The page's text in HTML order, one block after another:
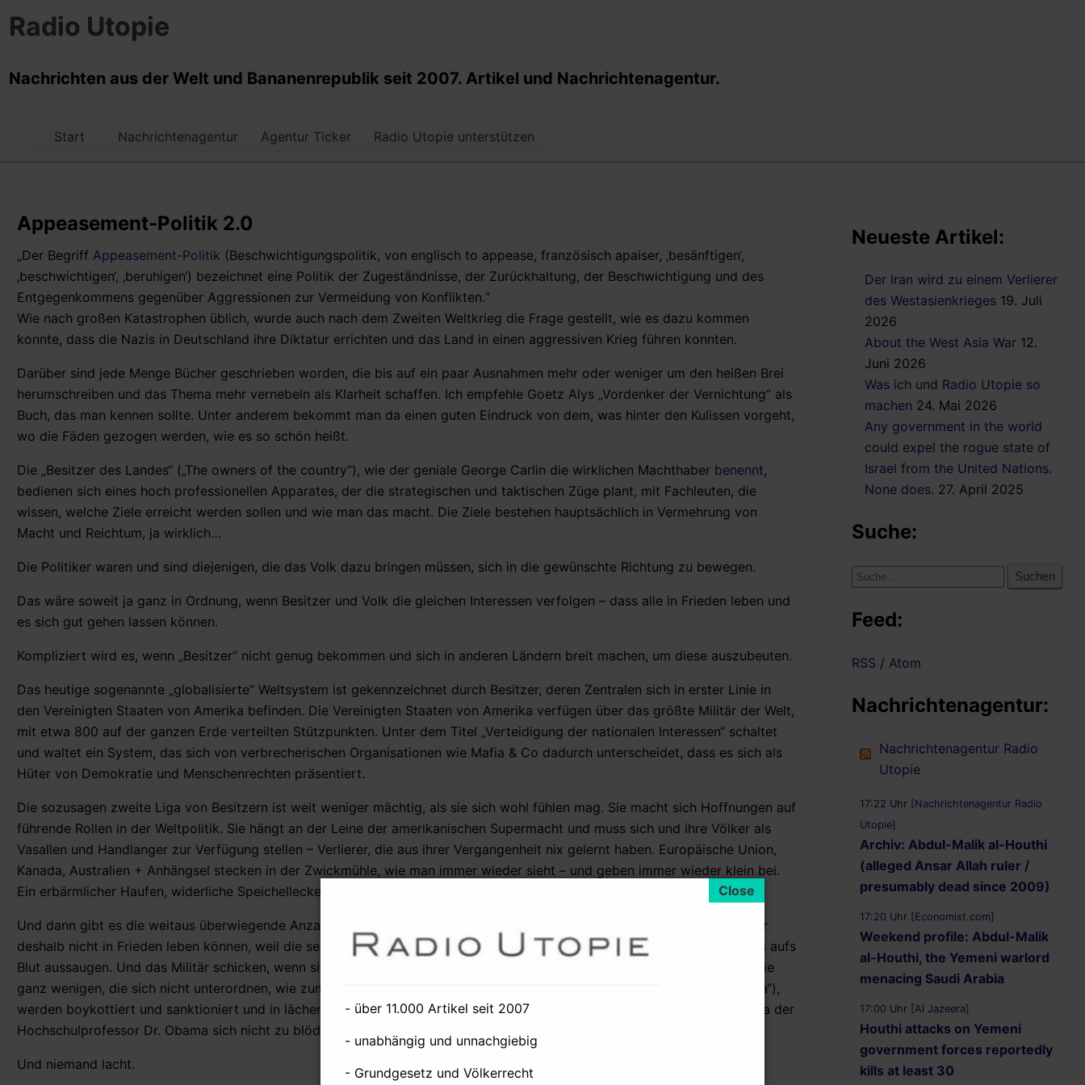
Radio Utopie
Nachrichten aus der Welt und Bananenrepublik seit 2007. Artikel und Nachrichtenagentur.
Start Nachrichtenagentur Agentur Ticker Radio Utopie unterstützen
Appeasement-Politik 2.0
„Der Begriff Appeasement-Politik (Beschwichtigungspolitik, von englisch to appease, französisch apaiser, ‚besänftigen‘,
‚beschwichtigen‘, ‚beruhigen‘) bezeichnet eine Politik der Zugeständnisse, der Zurückhaltung, der Beschwichtigung und des
Entgegenkommens gegenüber Aggressionen zur Vermeidung von Konflikten.“
Wie nach großen Katastrophen üblich, wurde auch nach dem Zweiten Weltkrieg die Frage gestellt, wie es dazu kommen
konnte, dass die Nazis in Deutschland ihre Diktatur errichten und das Land in einen aggressiven Krieg führen konnten.
Darüber sind jede Menge Bücher geschrieben worden, die bis auf ein paar Ausnahmen mehr oder weniger um den heißen Brei
herumschreiben und das Thema mehr vernebeln als Klarheit schaffen. Ich empfehle Goetz Alys „Vordenker der Vernichtung“ als
Buch, das man kennen sollte. Unter anderem bekommt man da einen guten Eindruck von dem, was hinter den Kulissen vorgeht,
wo die Fäden gezogen werden, wie es so schön heißt.
Die „Besitzer des Landes“ („The owners of the country“), wie der geniale George Carlin die wirklichen Machthaber benennt,
bedienen sich eines hoch professionellen Apparates, der die strategischen und taktischen Züge plant, mit Fachleuten, die
wissen, welche Ziele erreicht werden sollen und wie man das macht. Die Ziele bestehen hauptsächlich in Vermehrung von
Macht und Reichtum, ja wirklich…
Die Politiker waren und sind diejenigen, die das Volk dazu bringen müssen, sich in die gewünschte Richtung zu bewegen.
Das wäre soweit ja ganz in Ordnung, wenn Besitzer und Volk die gleichen Interessen verfolgen – dass alle in Frieden leben und
es sich gut gehen lassen können.
Kompliziert wird es, wenn „Besitzer“ nicht genug bekommen und sich in anderen Ländern breit machen, um diese auszubeuten.
Das heutige sogenannte „globalisierte“ Weltsystem ist gekennzeichnet durch Besitzer, deren Zentralen sich in erster Linie in
den Vereinigten Staaten von Amerika befinden. Die Vereinigten Staaten von Amerika verfügen über das größte Militär der Welt,
mit etwa 800 auf der ganzen Erde verteilten Stützpunkten. Unter dem Titel „Verteidigung der nationalen Interessen“ schaltet
und waltet ein System, das sich von verbrecherischen Organisationen wie Mafia & Co dadurch unterscheidet, dass es sich als
Hüter von Demokratie und Menschenrechten präsentiert.
Die sozusagen zweite Liga von Besitzern ist weit weniger mächtig, als sie sich wohl fühlen mag. Sie macht sich Hoffnungen auf
führende Rollen in der Weltpolitik. Sie hängt an der Leine der amerikanischen Supermacht und muss sich und ihre Völker als
Vasallen und Handlanger zur Verfügung stellen – Verlierer, die aus ihrer Vergangenheit nix gelernt haben. Europäische Union,
Kanada, Australien + Anhängsel stecken in der Zwickmühle, wie man immer wieder sieht – und geben immer wieder klein bei.
Ein erbärmlicher Haufen, widerliche Speichellecker, Wadelbeißer und jede Menge Gauner, wie sich ständig erweist …
Und dann gibt es die weitaus überwiegende Anzahl von Völkern und Ländern, die keine anderen Länder überfallen, und nur
deshalb nicht in Frieden leben können, weil die selbsternannten „Besitzer der Welt“ sie nicht in Frieden leben lassen und bis aufs
Blut aussaugen. Und das Militär schicken, wenn sie nicht „freiwillig“ herausrücken oder tun, was von ihnen verlangt wird. Die
ganz wenigen, die sich nicht unterordnen, wie zum Beispiel die Demokratische Volksrepublik Korea (sonst kurz „Nordkorea“),
werden boykottiert und sanktioniert und in lächerlichster Weise zur größten Bedrohung der Menschheit erklärt, wofür etwa der
Hochschulprofessor Dr. Obama sich nicht zu blöd ist.
Und niemand lacht.
Neueste Artikel:
Der Iran wird zu einem Verlierer
des Westasienkrieges 19. Juli
2026
About the West Asia War 12.
Juni 2026
Was ich und Radio Utopie so
machen 24. Mai 2026
Any government in the world
could expel the rogue state of
Israel from the United Nations.
None does. 27. April 2025
Suche:
Suche
Feed:
RSS / Atom
Nachrichtenagentur:
Nachrichtenagentur Radio
Utopie
17:22 Uhr [Nachrichtenagentur Radio
Utopie]
Archiv: Abdul-Malik al-Houthi
(alleged Ansar Allah ruler /
presumably dead since 2009)
17:20 Uhr [Economist.com]
Weekend profile: Abdul-Malik
al-Houthi, the Yemeni warlord
menacing Saudi Arabia
17:00 Uhr [Al Jazeera]
Houthi attacks on Yemeni
government forces reportedly
kills at least 30
- über 11.000 Artikel seit 2007
- unabhängig und unnachgiebig
- Grundgesetz und Völkerrecht